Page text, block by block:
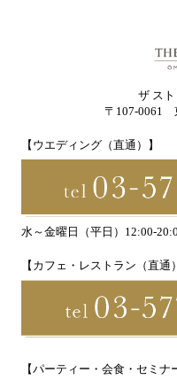
ザ ス
〒107-0061
【ウエディング（直通）】
水～金曜日（平日）12:00-
【カフェ・レストラン（直通
【パーティー・会食・セミナ